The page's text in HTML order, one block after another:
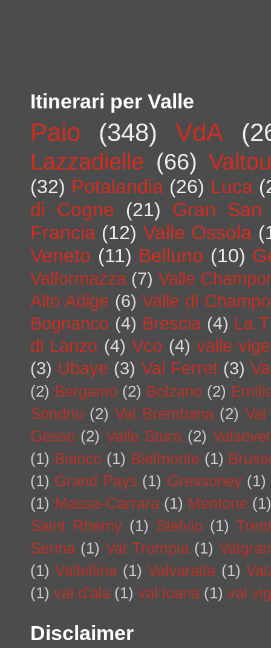
Itinerari per Valle
Paio (348) VdA
Lazzadielle (66)
(32) Potalandia (26) Luca
di Cogne
(21)
Gran San
Francia (12) Valle Ossola
Veneto (11) Belluno (10)
Valformazza (7) Valle
Alto Adige (6) Valle di
Bognanco (4) Brescia (4) La
di Lanzo (4) Vco (4) valle
(3) Ubaye (3) Val Ferret (3)
(2) Bergamo (2) Bolzano (2)
Sondrio (2) Val Brembana (2)
Gesso (2) Valle Stura (2)
(1) Bianco (1) Bielmonte (1)
(1) Grand Pays (1) Gressoney (1)
(1) Massa-Carrara (1) Mentone
Saint Rhémy (1) Stelvio (1)
Serina (1) Val Trompia (1)
(1) Valtellina (1) Valvaraita (1)
(1) val d'ala (1) val loana (1) val
Disclaimer